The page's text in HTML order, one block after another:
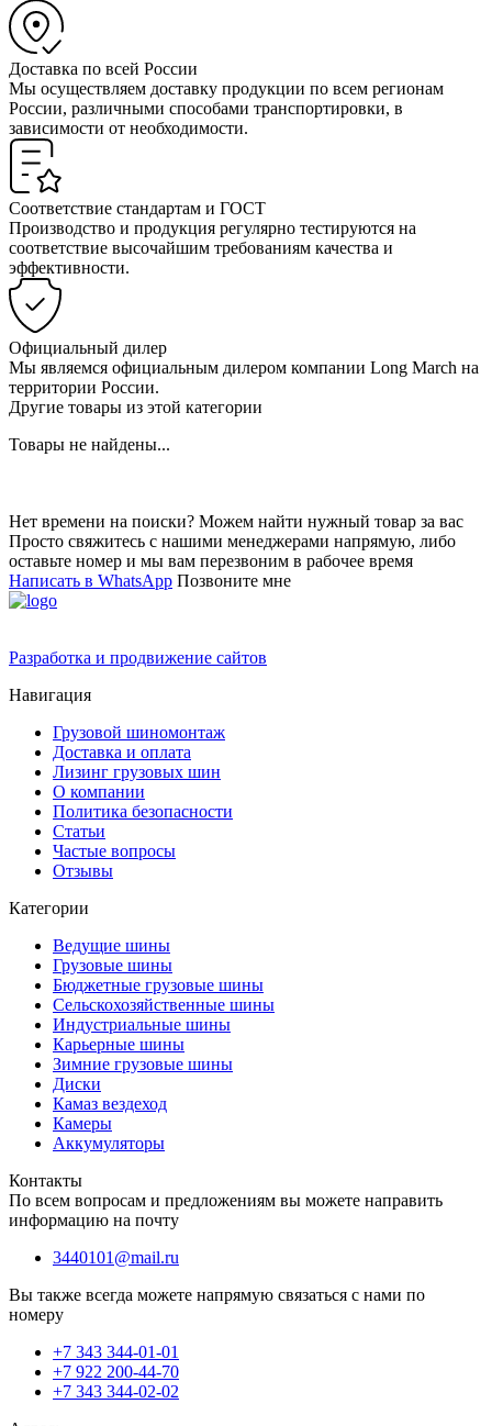
Доставка по всей России
Мы осуществляем доставку продукции по всем регионам
России, различными способами транспортировки, в
зависимости от необходимости.
Соответствие стандартам и ГОСТ
Производство и продукция регулярно тестируются на
соответствие высочайшим требованиям качества и
эффективности.
Официальный дилер
Мы являемся официальным дилером компании Long March на
территории России.
Другие товары из этой категории
Товары не найдены...
Нет времени на поиски? Можем найти нужный товар за вас
Просто свяжитесь с нашими менеджерами напрямую, либо
оставьте номер и мы вам перезвоним в рабочее время
Написать в WhatsApp Позвоните мне
Разработка и продвижение сайтов
Навигация
Грузовой шиномонтаж
Доставка и оплата
Лизинг грузовых шин
О компании
Политика безопасности
Статьи
Частые вопросы
Отзывы
Категории
Ведущие шины
Грузовые шины
Бюджетные грузовые шины
Сельскохозяйственные шины
Индустриальные шины
Карьерные шины
Зимние грузовые шины
Диски
Камаз вездеход
Камеры
Аккумуляторы
Контакты
По всем вопросам и предложениям вы можете направить
информацию на почту
3440101@mail.ru
Вы также всегда можете напрямую связаться с нами по
номеру
+7 343 344-01-01
+7 922 200-44-70
+7 343 344-02-02